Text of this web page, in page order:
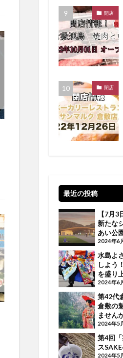
開店
閉店
最近の投稿
【7月
新たな
あい公
2024年6
水島よ
しよう
を盛り
2024年6
第42代
倉敷の
ません
2024年5
第4回
ス
2024年5